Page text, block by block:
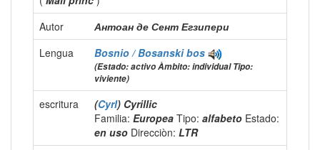
Autor
Антоан де Сент Егзипери
Lengua
Bosnio / Bosanskibos
(Estado: activo Àmbito: individual Tipo:
viviente)
escritura (Cyrl) Cyrillic
Familia: Europea Tipo: alfabeto Estado:
en uso Direcciòn: LTR